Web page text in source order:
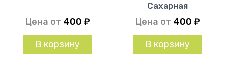
Цена от 400 ₽
В корзину
Сахарная
Цена от 400 ₽
В корзину